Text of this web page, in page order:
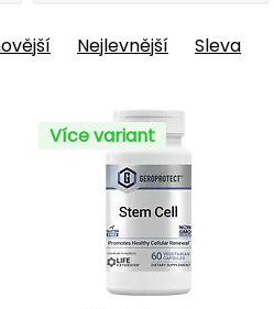
Nejlevnější
Sleva
Více variant